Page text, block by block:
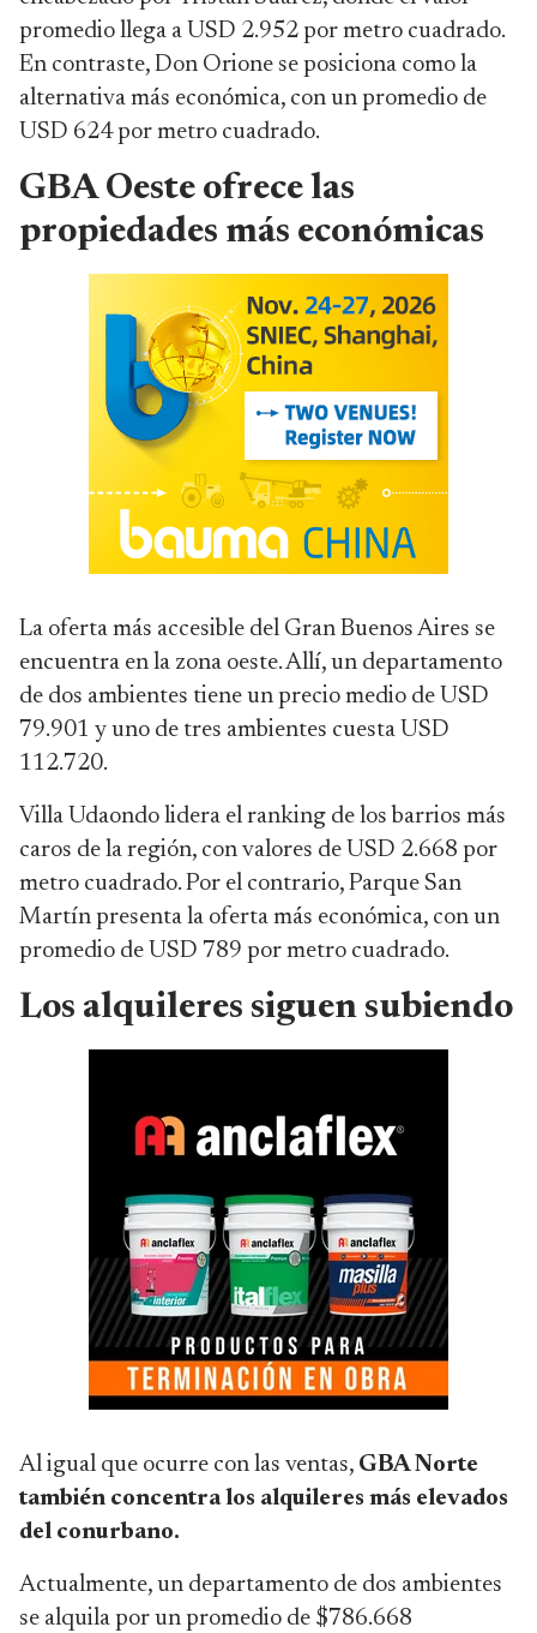
promedio llega a USD 2.952 por metro cuadrado.
En contraste, Don Orione se posiciona como la
alternativa más económica, con un promedio de
USD 624 por metro cuadrado.
GBA Oeste ofrece las
propiedades más económicas
La oferta más accesible del Gran Buenos Aires se
encuentra en la zona oeste. Allí, un departamento
de dos ambientes tiene un precio medio de USD
79.901 y uno de tres ambientes cuesta USD
112.720.
Villa Udaondo lidera el ranking de los barrios más
caros de la región, con valores de USD 2.668 por
metro cuadrado. Por el contrario, Parque San
Martín presenta la oferta más económica, con un
promedio de USD 789 por metro cuadrado.
Los alquileres siguen subiendo
Al igual que ocurre con las ventas, GBA Norte
también concentra los alquileres más elevados
del conurbano.
Actualmente, un departamento de dos ambientes
se alquila por un promedio de $786.668